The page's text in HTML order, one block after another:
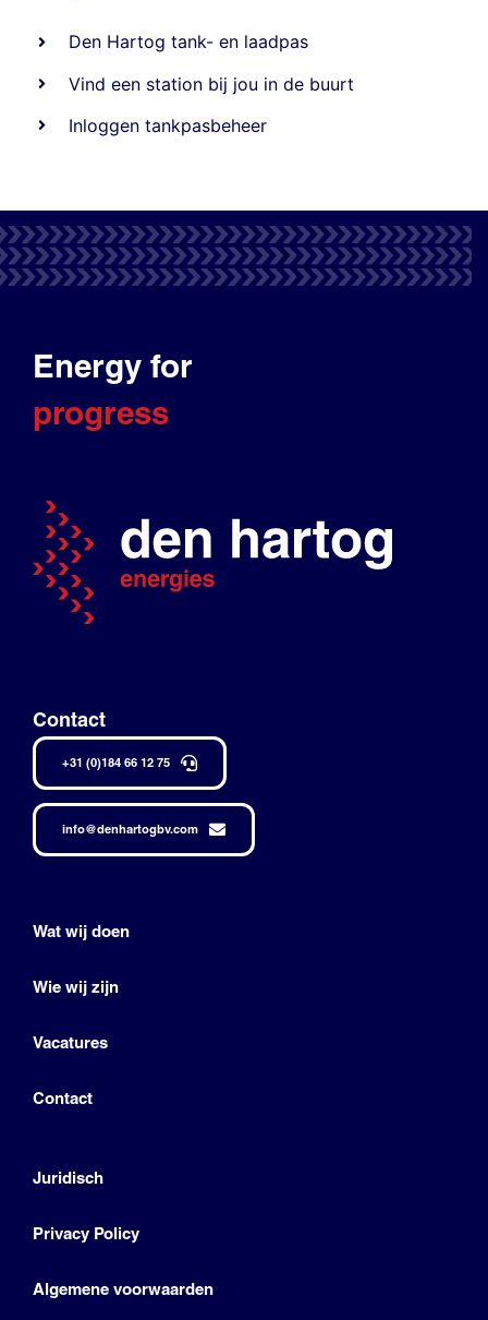
Den Hartog tank- en laadpas
Vind een station bij jou in de buurt
Inloggen tankpasbeheer
Energy for
progress
Contact
+31 (0)184 66 12 75
info@denhartogbv.com
Wat wij doen
Wie wij zijn
Vacatures
Contact
Juridisch
Privacy Policy
Algemene voorwaarden